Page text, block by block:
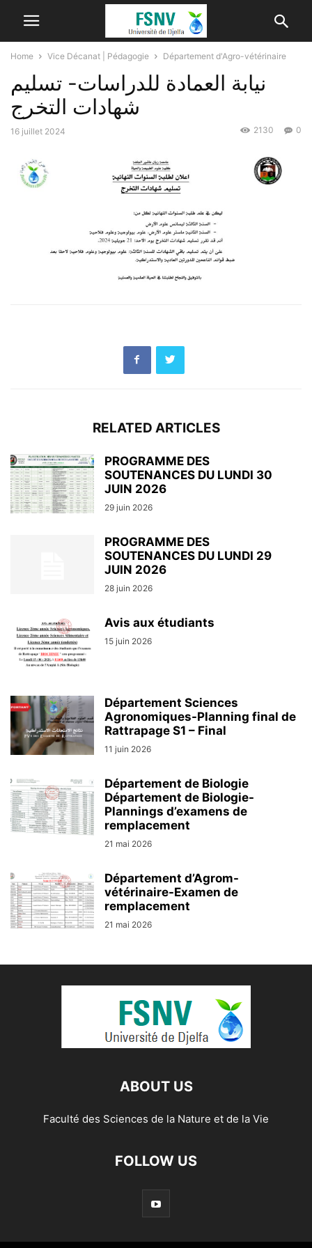
Home Vice Décanat | Pédagogie Département d'Agro-vétérinaire
نيابة العمادة للدراسات- تسليم
شهادات التخرج
16 juillet 2024 0
2130
RELATED ARTICLES
PROGRAMME DES
SOUTENANCES DU LUNDI 30
JUIN 2026
29 juin 2026
PROGRAMME DES
SOUTENANCES DU LUNDI 29
JUIN 2026
28 juin 2026
Avis aux étudiants
15 juin 2026
Département Sciences
Agronomiques-Planning final de
Rattrapage S1 – Final
11 juin 2026
Département de Biologie
Département de Biologie-
Plannings d’examens de
remplacement
21 mai 2026
Département d’Agrom-
vétérinaire-Examen de
remplacement
21 mai 2026
ABOUT US
Faculté des Sciences de la Nature et de la Vie
FOLLOW US